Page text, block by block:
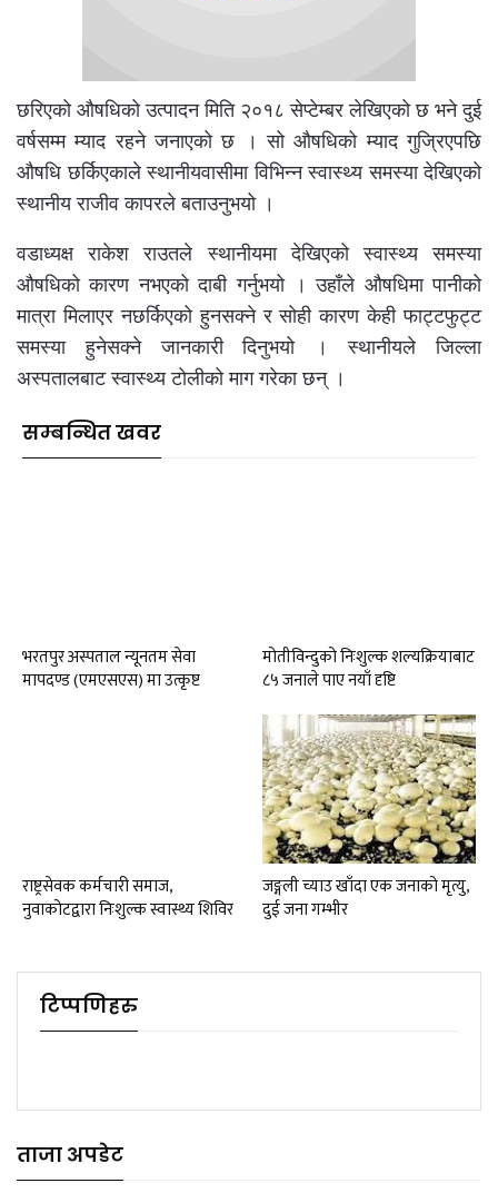
छरिएको औषधिको उत्पादन मिति २०१८ सेप्टेम्बर लेखिएको छ भने दुई
वर्षसम्म म्याद रहने जनाएको छ । सो औषधिको म्याद गुज्रिएपछि
औषधि छर्किएकाले स्थानीयवासीमा विभिन्न स्वास्थ्य समस्या देखिएको
स्थानीय राजीव कापरले बताउनुभयो ।
वडाध्यक्ष राकेश राउतले स्थानीयमा देखिएको स्वास्थ्य समस्या
औषधिको कारण नभएको दाबी गर्नुभयो । उहाँले औषधिमा पानीको
मात्रा मिलाएर नछर्किएको हुनसक्ने र सोही कारण केही फाट्टफुट्ट
समस्या हुनेसक्ने जानकारी दिनुभयो । स्थानीयले जिल्ला
अस्पतालबाट स्वास्थ्य टोलीको माग गरेका छन् ।
सम्बन्धित खवर
भरतपुर अस्पताल न्यूनतम सेवा
मापदण्ड (एमएसएस) मा उत्कृष्ट
मोतीविन्दुको निःशुल्क शल्यक्रियाबाट
८५ जनाले पाए नयाँ दृष्टि
राष्ट्रसेवक कर्मचारी समाज,
नुवाकोटद्वारा निःशुल्क स्वास्थ्य शिविर
जङ्गली च्याउ खाँदा एक जनाको मृत्यु,
दुई जना गम्भीर
टिप्पणिहरु
ताजा अपडेट